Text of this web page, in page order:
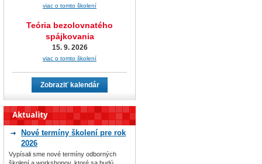
viac o tomto školení
Teória bezolovnatého
spájkovania
15. 9. 2026
viac o tomto školení
Zobraziť kalendár
Nové termíny školení pre rok
2026
Vypísali sme nové termíny odborných
školení a workshopov, ktoré sa budú